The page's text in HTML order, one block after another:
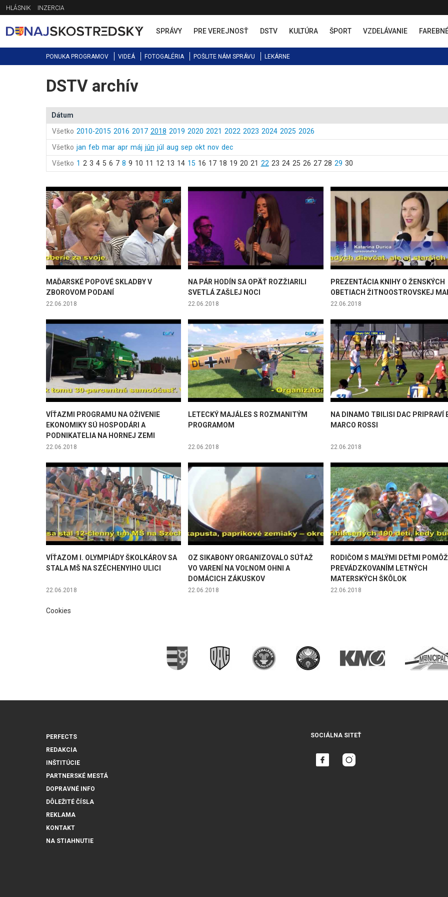
Jump
to
navigation
HLÁSNIK INZERCIA
SPRÁVY PRE VEREJNOSŤ DSTV KULTÚRA ŠPORT VZDELÁVANIE
PONUKA PROGRAMOV VIDEÁ FOTOGALÉRIA POŠLITE NÁM SPRÁVU LEKÁRNE
Back
to
DSTV archív
Dátum
Všetko 2010-2015 2016 2017 2018 2019 2020 2021 2022 2023 2024 2025 2026
Všetko jan feb mar apr máj jún júl aug sep okt nov dec
Všetko 1 2 3 4 5 6 7 8 9 10 11 12 13 14 15 16 17 18 19 20 21 22 23 24 25 26 27 28 29 30
MAĎARSKÉ POPOVÉ SKLADBY V
ZBOROVOM PODANÍ
22.06.2018
NA PÁR HODÍN SA OPÄŤ ROZŽIARILI
SVETLÁ ZAŠLEJ NOCI
22.06.2018
PREZENTÁCIA KNIHY O ŽENSKÝCH
OBETIACH ŽITNOOSTROVSKEJ
22.06.2018
VÍŤAZMI PROGRAMU NA OŽIVENIE
EKONOMIKY SÚ HOSPODÁRI A
PODNIKATELIA NA HORNEJ ZEMI
22.06.2018
LETECKÝ MAJÁLES S ROZMANITÝM
PROGRAMOM
22.06.2018
NA DINAMO TBILISI DAC PRIPRAVÍ
MARCO ROSSI
22.06.2018
VÍŤAZOM I. OLYMPIÁDY ŠKOLKÁROV SA
STALA MŠ NA SZÉCHENYIHO ULICI
22.06.2018
OZ SIKABONY ORGANIZOVALO SÚŤAŽ
VO VARENÍ NA VOĽNOM OHNI A
DOMÁCICH ZÁKUSKOV
22.06.2018
RODIČOM S MALÝMI DEŤMI
PREVÁDZKOVANÍM LETNÝCH
MATERSKÝCH ŠKÔLOK
22.06.2018
Cookies
PERFECTS
REDAKCIA
INŠTITÚCIE
PARTNERSKÉ MESTÁ
DOPRAVNÉ INFO
DÔLEŽITÉ ČÍSLA
REKLAMA
KONTAKT
NA STIAHNUTIE
SOCIÁLNA SITEŤ